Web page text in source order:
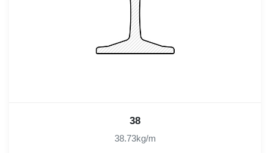
38
38.73kg/m